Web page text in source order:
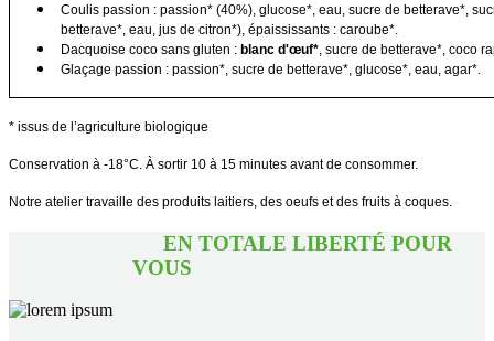
Coulis passion : passion* (40%), glucose*, eau, sucre de betterave*,
betterave*, eau, jus de citron*), épaississants : caroube*.
Dacquoise coco sans gluten : blanc d'œuf*, sucre de betterave*, coco
Glaçage passion : passion*, sucre de betterave*, glucose*, eau, agar*.
* issus de l’agriculture biologique
Conservation à -18°C. À sortir 10 à 15 minutes avant de consommer.
Notre atelier travaille des produits laitiers, des oeufs et des fruits à coques.
EN TOTALE LIBERTÉ POUR
VOUS